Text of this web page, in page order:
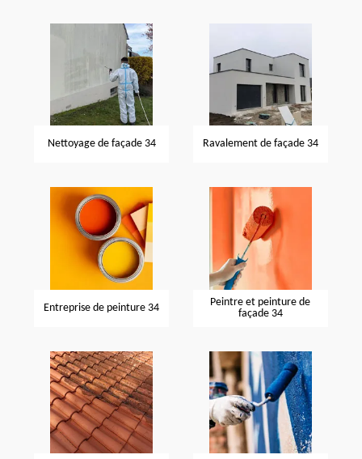
Nettoyage de façade 34 Ravalement de façade 34
Entreprise de peinture 34
Peintre et peinture de
façade 34